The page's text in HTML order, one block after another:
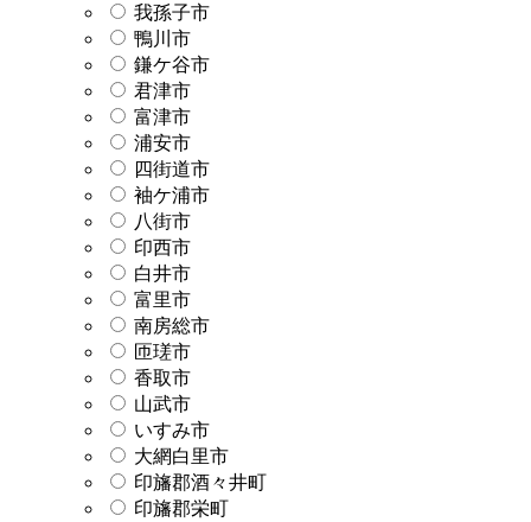
我孫子市
鴨川市
鎌ケ谷市
君津市
富津市
浦安市
四街道市
袖ケ浦市
八街市
印西市
白井市
富里市
南房総市
匝瑳市
香取市
山武市
いすみ市
大網白里市
印旛郡酒々井町
印旛郡栄町